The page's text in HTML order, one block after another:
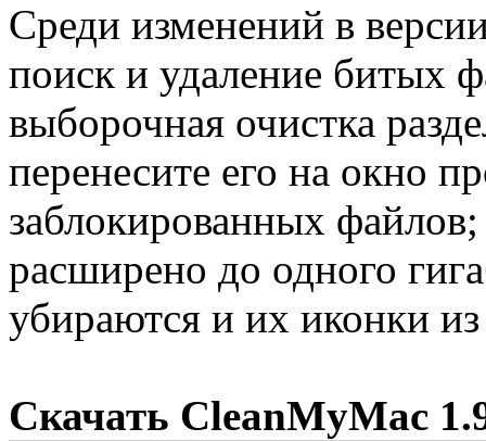
Среди изменений в
поиск и удаление битых
выборочная очистка
перенесите его на окно
заблокированных
расширено до одного
убираются и их иконки
Скачать CleanMyMac